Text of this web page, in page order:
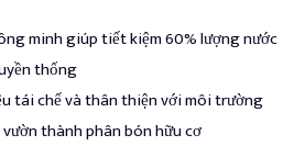
minh giúp tiết kiệm 60% lượng nước
thống
tái chế và thân thiện với môi trường
thành phân bón hữu cơ